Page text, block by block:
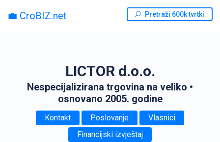
💼 CroBIZ.net Pretraži 600k tvrtki
LICTOR d.o.o.
Nespecijalizirana trgovina na veliko •
osnovano 2005. godine
Kontakt Poslovanje
Vlasnici
Financijski izvještaj